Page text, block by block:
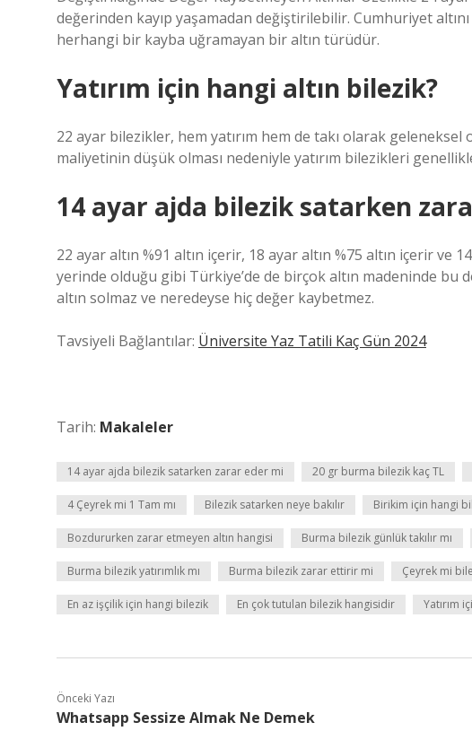
değerinden kayıp yaşamadan değiştirilebilir. Cumhuriyet
herhangi bir kayba uğramayan bir altın türüdür.
Yatırım için hangi altın bilezik?
22 ayar bilezikler, hem yatırım hem de takı olarak
maliyetinin düşük olması nedeniyle yatırım bilezikleri
14 ayar ajda bilezik satarken
22 ayar altın %91 altın içerir, 18 ayar altın %75 altın içerir ve
yerinde olduğu gibi Türkiye’de de birçok altın madeninde bu
altın solmaz ve neredeyse hiç değer kaybetmez.
Tavsiyeli Bağlantılar: Üniversite Yaz Tatili Kaç Gün 2024
Tarih: Makaleler
14 ayar ajda bilezik satarken zarar eder mi 20 gr burma bilezik kaç TL
4 Çeyrek mi 1 Tam mı Bilezik satarken neye bakılır Birikim için hangi
Bozdururken zarar etmeyen altın hangisi Burma bilezik günlük takılır mı
Burma bilezik yatırımlık mı Burma bilezik zarar ettirir mi Çeyrek mi
En az işçilik için hangi bilezik En çok tutulan bilezik hangisidir Yatırım
Önceki Yazı
Whatsapp Sessize Almak Ne Demek